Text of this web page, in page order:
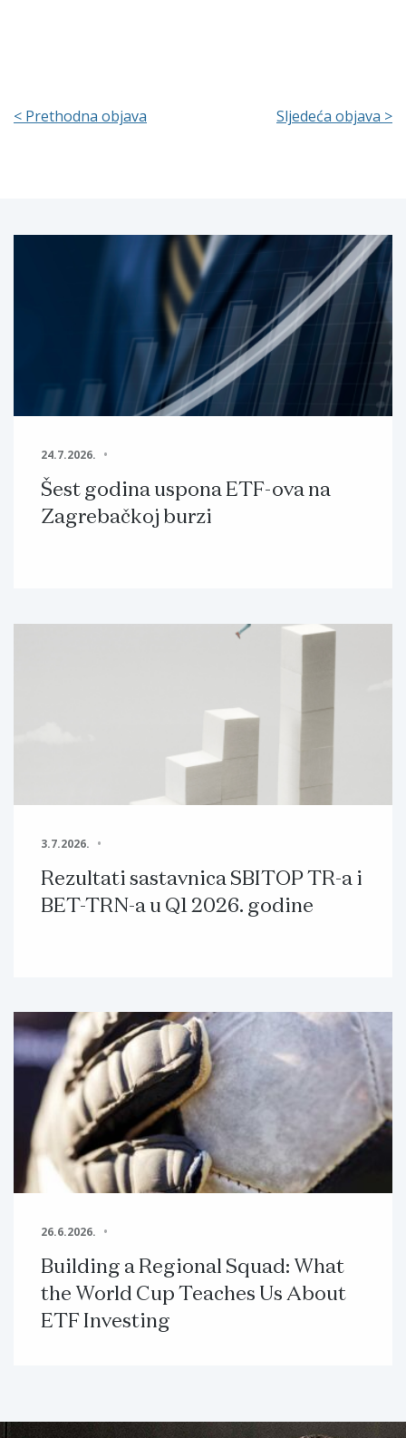
< Prethodna objava Sljedeća objava >
24.7.2026.
Šest godina uspona ETF-ova na
Zagrebačkoj burzi
3.7.2026.
Rezultati sastavnica SBITOP TR-a i
BET-TRN-a u Q1 2026. godine
26.6.2026.
Building a Regional Squad: What
the World Cup Teaches Us About
ETF Investing